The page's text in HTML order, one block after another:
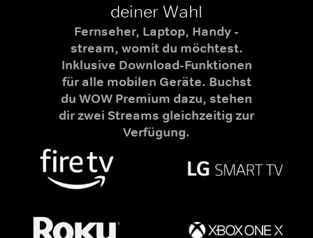
deiner Wahl
Fernseher, Laptop, Handy -
stream, womit du möchtest.
Inklusive Download-Funktionen
für alle mobilen Geräte. Buchst
du WOW Premium dazu, stehen
dir zwei Streams gleichzeitig zur
Verfügung.